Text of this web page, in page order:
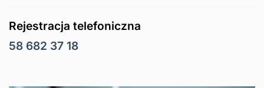
Rejestracja telefoniczna
58 682 37 18